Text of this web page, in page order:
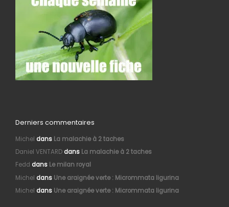
Derniers commentaires
Michel dans La malachie à 2 taches
Daniel VENTARDdans La malachie à 2 taches
Fedd dans Le milan royal
Michel dans Une araignée verte : Micrommata ligurina
Michel dans Une araignée verte : Micrommata ligurina